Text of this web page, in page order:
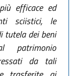
efficace ed
sciistici, le
tutela dei beni
patrimonio
da tali